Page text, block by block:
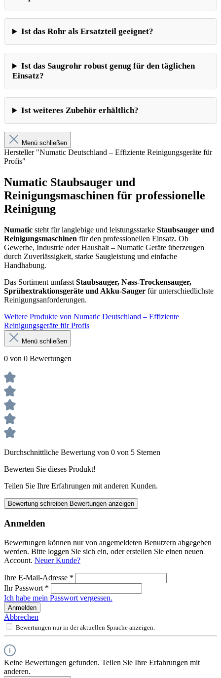
Ist das Rohr als Ersatzteil geeignet?
Ist das Saugrohr robust genug für den täglichen
Einsatz?
Ist weiteres Zubehör erhältlich?
Menü schließen
Hersteller "Numatic Deutschland – Effiziente Reinigungsgeräte für
Profis"
Numatic Staubsauger und
Reinigungsmaschinen für professionelle
Reinigung
Numatic steht für langlebige und leistungsstarke Staubsauger und
Reinigungsmaschinen für den professionellen Einsatz. Ob
Gewerbe, Industrie oder Haushalt – Numatic Geräte überzeugen
durch Zuverlässigkeit, starke Saugleistung und einfache
Handhabung.
Das Sortiment umfasst Staubsauger, Nass-Trockensauger,
Sprühextraktionsgeräte und Akku-Sauger für unterschiedlichste
Reinigungsanforderungen.
Weitere Produkte von Numatic Deutschland – Effiziente
Reinigungsgeräte für Profis
Menü schließen
0 von 0 Bewertungen
Durchschnittliche Bewertung von 0 von 5 Sternen
Bewerten Sie dieses Produkt!
Teilen Sie Ihre Erfahrungen mit anderen Kunden.
Bewertung schreiben Bewertungen anzeigen
Anmelden
Bewertungen können nur von angemeldeten Benutzern abgegeben
werden. Bitte loggen Sie sich ein, oder erstellen Sie einen neuen
Account. Neuer Kunde?
Ihre E-Mail-Adresse *
Ihr Passwort *
Ich habe mein Passwort vergessen.
Anmelden
Abbrechen
Bewertungen nur in der aktuellen Sprache anzeigen.
Keine Bewertungen gefunden. Teilen Sie Ihre Erfahrungen mit
anderen.